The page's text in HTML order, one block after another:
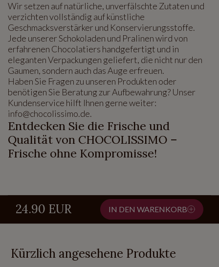
Wir setzen auf natürliche, unverfälschte Zutaten und
verzichten vollständig auf künstliche
Geschmacksverstärker und Konservierungsstoffe.
Jede unserer Schokoladen und Pralinen wird von
erfahrenen Chocolatiers handgefertigt und in
eleganten Verpackungen geliefert, die nicht nur den
Gaumen, sondern auch das Auge erfreuen.
Haben Sie Fragen zu unseren Produkten oder
benötigen Sie Beratung zur Aufbewahrung? Unser
Kundenservice hilft Ihnen gerne weiter:
info@chocolissimo.de.
Entdecken Sie die Frische und
Qualität von CHOCOLISSIMO –
Frische ohne Kompromisse!
24.90 EUR IN DEN WARENKORB
Kürzlich angesehene Produkte